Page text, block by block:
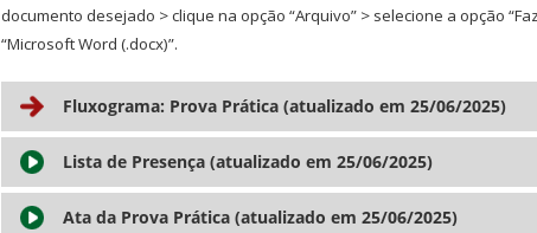
documento desejado > clique na opção “Arquivo” > selecione a opção
“Microsoft Word (.docx)”.
Fluxograma: Prova Prática (atualizado em 25/06/2025)
Lista de Presença (atualizado em 25/06/2025)
Ata da Prova Prática (atualizado em 25/06/2025)